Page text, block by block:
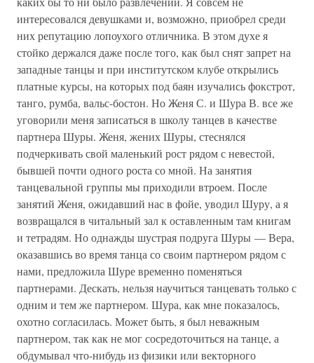
интересовался девушками и, возможно, приобрел среди
них репутацию лопоухого отличника. В этом духе я
стойко держался даже после того, как был снят запрет на
западные танцы и при институтском клубе открылись
платные курсы, на которых под баян изучались фокстрот,
танго, румба, вальс-бостон. Но Женя С. и Шура В. все же
уговорили меня записаться в школу танцев в качестве
партнера Шуры. Женя, жених Шуры, стеснялся
подчеркивать свой маленький рост рядом с невестой,
бывшей почти одного роста со мной. На занятия
танцевальной группы мы приходили втроем. После
занятий Женя, ожидавший нас в фойе, уводил Шуру, а я
возвращался в читальный зал к оставленным там книгам
и тетрадям. Но однажды шустрая подруга Шуры — Вера,
оказавшись во время танца со своим партнером рядом с
нами, предложила Шуре временно поменяться
партнерами. Дескать, нельзя научиться танцевать только с
одним и тем же партнером. Шура, как мне показалось,
охотно согласилась. Может быть, я был неважным
партнером, так как не мог сосредоточиться на танце, а
обдумывал что-нибудь из физики или векторного